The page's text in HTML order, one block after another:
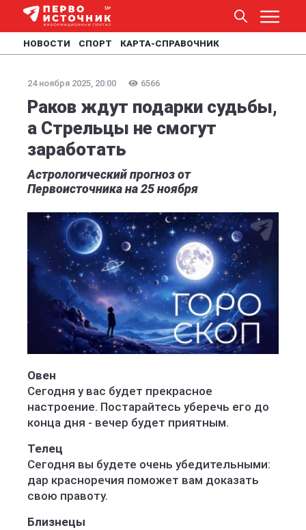
НОВОСТИ СПОРТ КАРТА-СПРАВОЧНИК
24 ноября 2025, 20:00 6566
Раков ждут подарки судьбы,
а Стрельцы не смогут
заработать
Астрологический прогноз от
Первоисточника на 25 ноября
Овен
Сегодня у вас будет прекрасное
настроение. Постарайтесь уберечь его до
конца дня - вечер будет приятным.
Телец
Сегодня вы будете очень убедительными:
дар красноречия поможет вам доказать
свою правоту.
Близнецы